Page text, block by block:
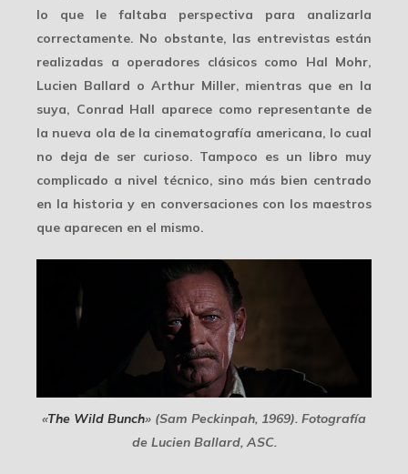
lo que le faltaba perspectiva para analizarla
correctamente. No obstante, las entrevistas están
realizadas a operadores clásicos como Hal Mohr,
Lucien Ballard o Arthur Miller, mientras que en la
suya, Conrad Hall aparece como representante de
la nueva ola de la cinematografía americana, lo cual
no deja de ser curioso. Tampoco es un libro muy
complicado a nivel técnico, sino más bien centrado
en la historia y en conversaciones con los maestros
que aparecen en el mismo.
«The Wild Bunch» (Sam Peckinpah, 1969). Fotografía
de Lucien Ballard, ASC.